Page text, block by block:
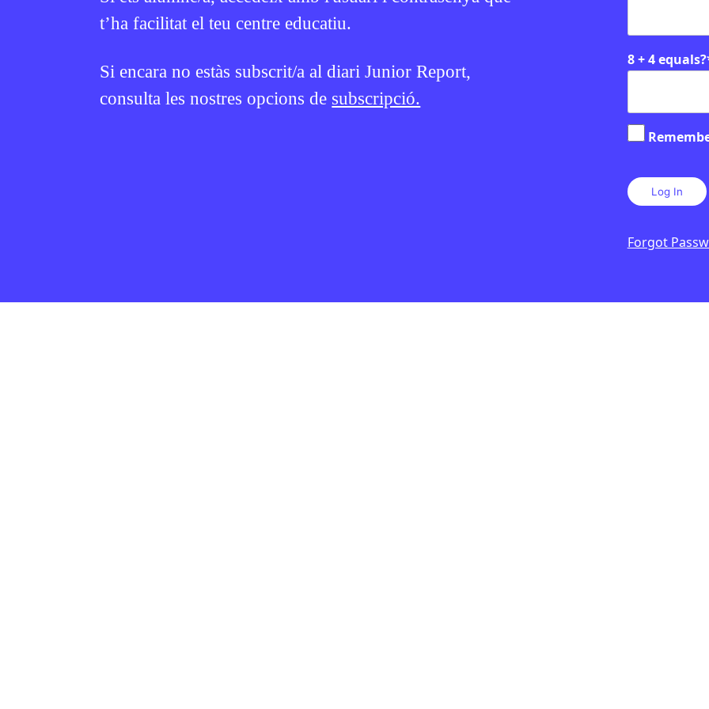
t’ha facilitat el teu centre educatiu.
Si encara no estàs subscrit/a al diari Junior Report,
consulta les nostres opcions de subscripció.
8 + 4 equals?
Forgot